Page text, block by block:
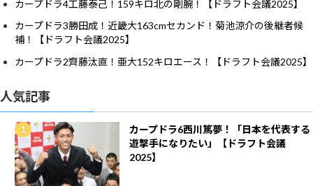
カープドラ4工藤泰己！159キロ北の剛腕！【ドラフト会議2025】
カープドラ3勝田成！近畿大163cmセカンド！菊池涼介の後継者候
補！【ドラフト会議2025】
カープドラ2齊藤汰直！亜大152キロエース！【ドラフト会議2025】
人気記事
カープドラ6西川篤夢！「日本を代表する
遊撃手になりたい」【ドラフト会議
2025】